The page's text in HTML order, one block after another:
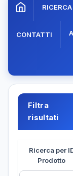
RICERCA
CONTATTI
Filtra
risultati
Ricerca per
Prodotto